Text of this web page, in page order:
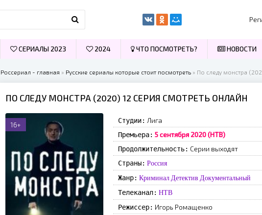
Россериал - главная » Русские сериалы которые стоит посмотреть » По следу монстра
ПО СЛЕДУ МОНСТРА (2020) 12 СЕРИЯ СМОТРЕТЬ ОНЛАЙН
16+ Студии: Лига
Премьера: 5 сентября 2020 (НТВ)
Продолжительность: Серии выходят
Страны: Россия
Жанр: Криминал Детектив Документальный
Телеканал: НТВ
Режиссер: Игорь Ромащенко
СЕРИАЛЫ 2023 2024 ЧТО ПОСМОТРЕТЬ? НОВОСТИ